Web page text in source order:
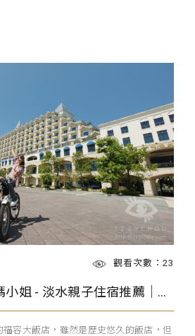
觀看次數：23
Miss Mama。媽媽小姐 - 淡水親子住宿推薦｜福容大飯店｜露營主題房一泊二食 松葉蟹吃到飽 300坪親子館樂園 室內秘密基地 星光電影院
容大飯店，雖然是歷史悠久的飯店，但